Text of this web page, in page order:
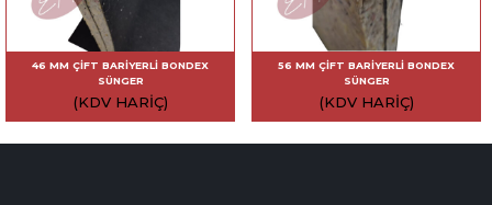
46 MM ÇIFT BARIYERLI BONDEX
SÜNGER
(KDV HARIÇ)
56 MM ÇIFT BARIYERLI BONDEX
SÜNGER
(KDV HARIÇ)